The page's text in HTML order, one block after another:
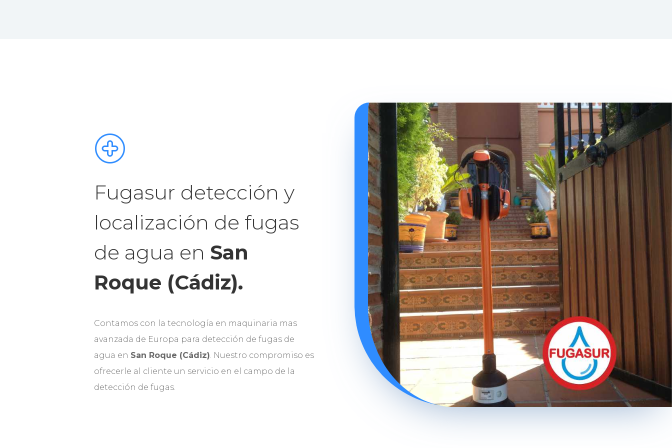
Fugasur detección y
localización de fugas
de agua en San
Roque (Cádiz).
Contamos con la tecnología en maquinaria mas
avanzada de Europa para detección de fugas de
agua en San Roque (Cádiz). Nuestro compromiso es
ofrecerle al cliente un servicio en el campo de la
detección de fugas.